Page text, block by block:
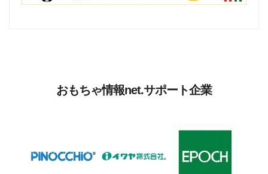
おもちゃ情報net.サポート企業